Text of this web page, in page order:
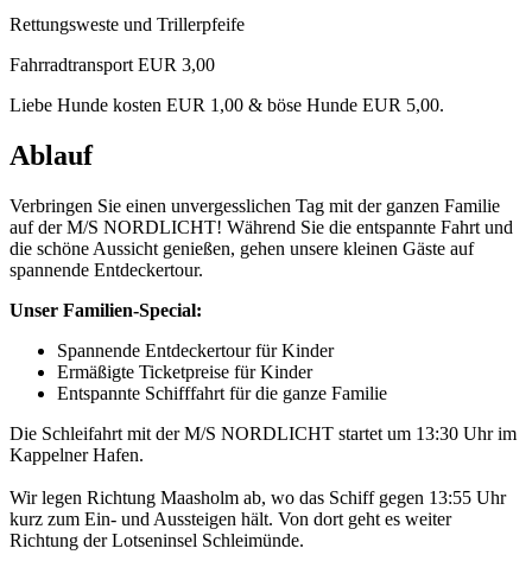
Rettungsweste und Trillerpfeife
Fahrradtransport EUR 3,00
Liebe Hunde kosten EUR 1,00 & böse Hunde EUR 5,00.
Ablauf
Verbringen Sie einen unvergesslichen Tag mit der ganzen Familie
auf der M/S NORDLICHT! Während Sie die entspannte Fahrt und
die schöne Aussicht genießen, gehen unsere kleinen Gäste auf
spannende Entdeckertour.
Unser Familien-Special:
Spannende Entdeckertour für Kinder
Ermäßigte Ticketpreise für Kinder
Entspannte Schifffahrt für die ganze Familie
Die Schleifahrt mit der M/S NORDLICHT startet um 13:30 Uhr im
Kappelner Hafen.
Wir legen Richtung Maasholm ab, wo das Schiff gegen 13:55 Uhr
kurz zum Ein- und Aussteigen hält. Von dort geht es weiter
Richtung der Lotseninsel Schleimünde.